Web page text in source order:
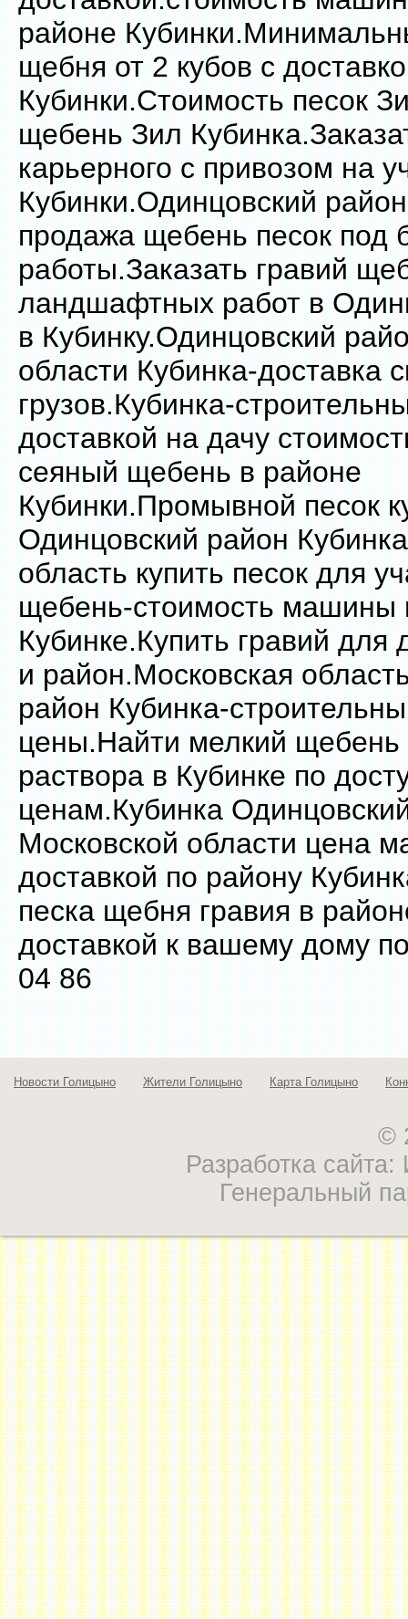
районе
щебня от 2 кубов с
Кубинки.Стоимость песок
щебень Зил
карьерного с привозом на
Кубинки.Одинцовский
продажа щебень песок под
работы.Заказать гравий
ландшафтных работ в
в Кубинку.Одинцовский
области Кубинка-доставка
грузов.Кубинка-
доставкой на дачу
сеяный щебень в районе
Кубинки.Промывной песок
Одинцовский район
область купить песок для
щебень-стоимость машины
Кубинке.Купить гравий для
и район.Московская
район Кубинка-
цены.Найти мелкий щебень
раствора в Кубинке по
ценам.Кубинка
Московской области цена
доставкой по району
песка щебня гравия в
доставкой к вашему дому
04 86
Новости Голицыно Жители Голицыно Карта Голицыно
©
Разработка
Генеральный